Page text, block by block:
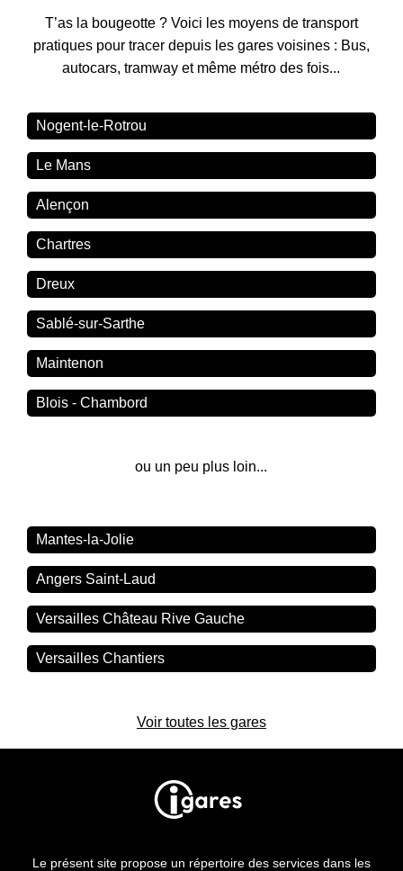
T’as la bougeotte ? Voici les moyens de transport
pratiques pour tracer depuis les gares voisines : Bus,
autocars, tramway et même métro des fois...
Nogent-le-Rotrou
Le Mans
Alençon
Chartres
Dreux
Sablé-sur-Sarthe
Maintenon
Blois - Chambord
ou un peu plus loin...
Mantes-la-Jolie
Angers Saint-Laud
Versailles Château Rive Gauche
Versailles Chantiers
Voir toutes les gares
Le présent site propose un répertoire des services dans les